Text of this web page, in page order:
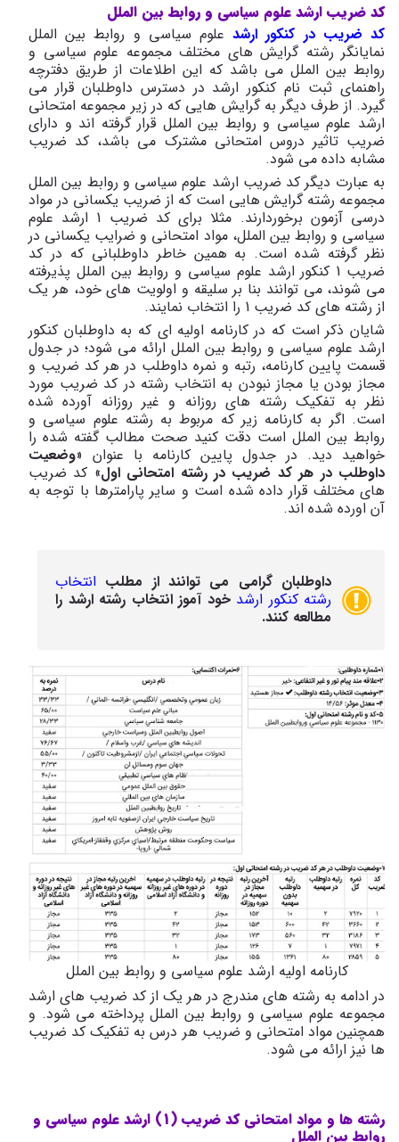
کد ضریب ارشد علوم سیاسی و روابط بین الملل
کد ضریب در کنکور ارشدعلوم سیاسی و روابط بین الملل
نمایانگر رشته گرایش های مختلف مجموعه علوم سیاسی و
روابط بین الملل می باشد که این اطلاعات از طریق دفترچه
راهنمای ثبت نام کنکور ارشد در دسترس داوطلبان قرار می
گیرد. از طرف دیگر به گرایش هایی که در زیر مجموعه امتحانی
ارشد علوم سیاسی و روابط بین الملل قرار گرفته اند و دارای
ضریب تاثیر دروس امتحانی مشترک می باشد، کد ضریب
مشابه داده می شود.
به عبارت دیگر کد ضریب ارشد علوم سیاسی و روابط بین الملل
مجموعه رشته گرایش هایی است که از ضریب یکسانی در مواد
درسی آزمون برخوردارند. مثلا برای کد ضریب 1 ارشد علوم
سیاسی و روابط بین الملل، مواد امتحانی و ضرایب یکسانی در
نظر گرفته شده است. به همین خاطر داوطلبانی که در کد
ضریب 1 کنکور ارشد علوم سیاسی و روابط بین الملل پذیرفته
می شوند، می توانند بنا بر سلیقه و اولویت های خود، هر یک
از رشته های کد ضریب 1 را انتخاب نمایند.
شایان ذکر است که در کارنامه اولیه ای که به داوطلبان کنکور
ارشد علوم سیاسی و روابط بین الملل ارائه می شود؛ در جدول
قسمت پایین کارنامه، رتبه و نمره داوطلب در هر کد ضریب و
مجاز بودن یا مجاز نبودن به انتخاب رشته در کد ضریب مورد
نظر به تفکیک رشته های روزانه و غیر روزانه آورده شده
است. اگر به کارنامه زیر که مربوط به رشته علوم سیاسی و
روابط بین الملل است دقت کنید صحت مطالب گفته شده را
خواهید دید. در جدول پایین کارنامه با عنوان «وضعیت
داوطلب در هر کد ضریب در رشته امتحانی اول» کد ضریب
های مختلف قرار داده شده است و سایر پارامترها با توجه به
آن اورده شده اند.
داوطلبان گرامی می توانند از مطلب انتخاب
رشته کنکور ارشد خود آموز انتخاب رشته ارشد را
مطالعه کنند.
کارنامه اولیه ارشد علوم سیاسی و روابط بین الملل
در ادامه به رشته های مندرج در هر یک از کد ضریب های ارشد
مجموعه علوم سیاسی و روابط بین الملل پرداخته می شود. و
همچنین مواد امتحانی و ضریب هر درس به تفکیک کد ضریب
ها نیز ارائه می شود.
رشته ها و مواد امتحانی کد ضریب (1) ارشد علوم سیاسی و
روابط بین الملل